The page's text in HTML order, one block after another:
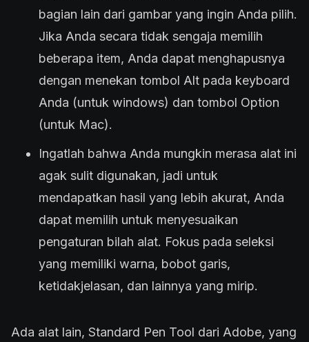
bagian lain dari gambar yang ingin Anda pilih.
Jika Anda secara tidak sengaja memilih
beberapa item, Anda dapat menghapusnya
dengan menekan tombol Alt pada keyboard
Anda (untuk windows) dan tombol Option
(untuk Mac).
Ingatlah bahwa Anda mungkin merasa alat ini
agak sulit digunakan, jadi untuk
mendapatkan hasil yang lebih akurat, Anda
dapat memilih untuk menyesuaikan
pengaturan bilah alat. Fokus pada seleksi
yang memiliki warna, bobot garis,
ketidakjelasan, dan lainnya yang mirip.
Ada alat lain, Standard Pen Tool dari Adobe, yang